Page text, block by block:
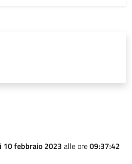
10 febbraio 2023 alle ore09:37:42